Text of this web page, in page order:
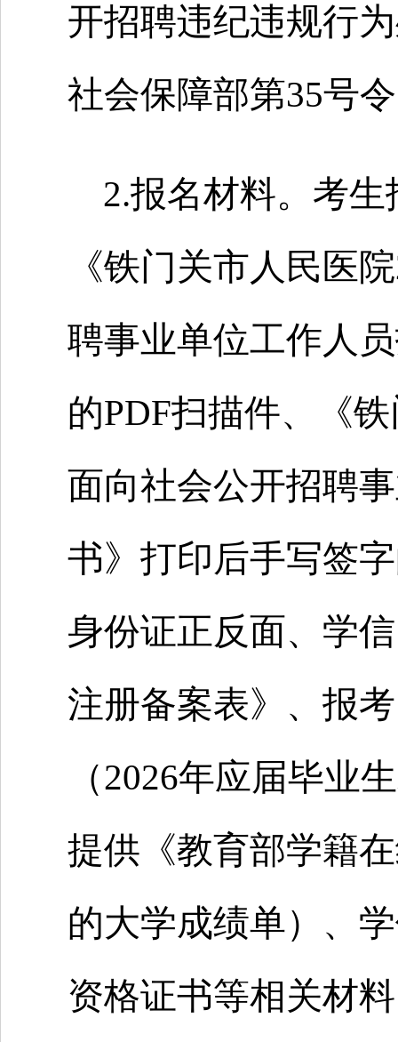
开招聘违纪违规行
社会保障部第35号
2.报名材料。考
《铁门关市人民医
聘事业单位工作人
的PDF扫描件、《
面向社会公开招聘
书》打印后手写签
身份证正反面、学
注册备案表》、报
（2026年应届毕业
提供《教育部学籍
的大学成绩单）、
资格证书等相关材